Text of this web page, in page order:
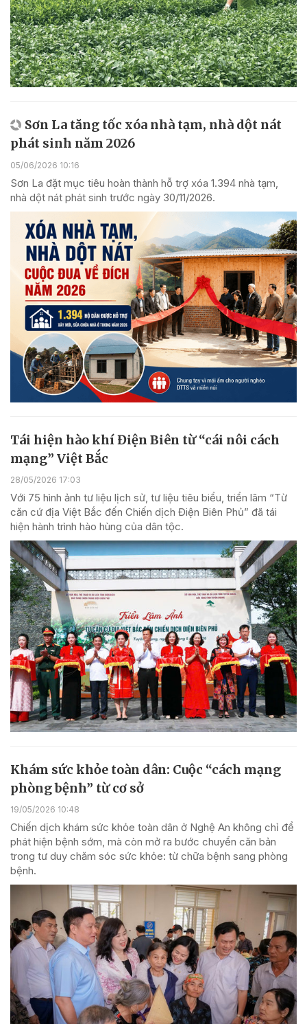
Sơn La tăng tốc xóa nhà tạm, nhà dột nát
phát sinh năm 2026
05/06/2026 10:16
Sơn La đặt mục tiêu hoàn thành hỗ trợ xóa 1.394 nhà tạm,
nhà dột nát phát sinh trước ngày 30/11/2026.
Tái hiện hào khí Điện Biên từ “cái nôi cách
mạng” Việt Bắc
28/05/2026 17:03
Với 75 hình ảnh tư liệu lịch sử, tư liệu tiêu biểu, triển lãm “Từ
căn cứ địa Việt Bắc đến Chiến dịch Điện Biên Phủ” đã tái
hiện hành trình hào hùng của dân tộc.
Khám sức khỏe toàn dân: Cuộc “cách mạng
phòng bệnh” từ cơ sở
19/05/2026 10:48
Chiến dịch khám sức khỏe toàn dân ở Nghệ An không chỉ để
phát hiện bệnh sớm, mà còn mở ra bước chuyển căn bản
trong tư duy chăm sóc sức khỏe: từ chữa bệnh sang phòng
bệnh.